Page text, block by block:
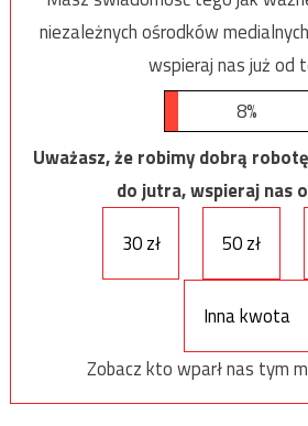
niezależnych ośrodków
wspieraj nas już od
8%
Uważasz, że robimy dobrą
do jutra, wspieraj nas
30 zł
50 zł
Inna kwota
Zobacz kto wparł nas tym